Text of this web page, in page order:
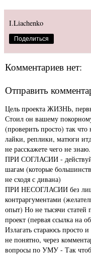
I.Liachenko
Поделиться
Комментариев нет:
Отправить
Цель проекта ЖИЗНЬ,
Стоил он вашему
(проверить просто) так что
лайки, реплики, матюги
не расскажете чего не знаю.
ПРИ СОГЛАСИИ -
шагам (которые
не сходя с дивана)
ПРИ НЕСОГЛАСИИ без
контраргументами
опыт) Но не тысячи статей
проект (первая ссылка на
Излагать стараюсь просто
не понятно, через
вопросы по УМУ - Так